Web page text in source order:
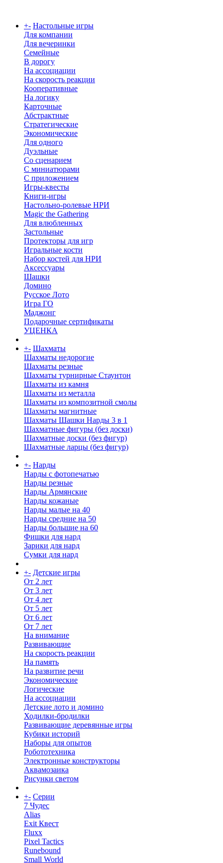
+- Настольные игры
Для компании
Для вечеринки
Семейные
В дорогу
На ассоциации
На скорость реакции
Кооперативные
На логику
Карточные
Абстрактные
Стратегические
Экономические
Для одного
Дуэльные
Со сценарием
С миниатюрами
С приложением
Игры-квесты
Книги-игры
Настольно-ролевые НРИ
Magic the Gathering
Для влюбленных
Застольные
Протекторы для игр
Игральные кости
Набор костей для НРИ
Аксессуары
Шашки
Домино
Русское Лото
Игра ГО
Маджонг
Подарочные сертификаты
УЦЕНКА
+- Шахматы
Шахматы недорогие
Шахматы резные
Шахматы турнирные Стаунтон
Шахматы из камня
Шахматы из металла
Шахматы из композитной смолы
Шахматы магнитные
Шахматы Шашки Нарды 3 в 1
Шахматные фигуры (без доски)
Шахматные доски (без фигур)
Шахматные ларцы (без фигур)
+- Нарды
Нарды с фотопечатью
Нарды резные
Нарды Армянские
Нарды кожаные
Нарды малые на 40
Нарды средние на 50
Нарды большие на 60
Фишки для нард
Зарики для нард
Сумки для нард
+- Детские игры
От 2 лет
От 3 лет
От 4 лет
От 5 лет
От 6 лет
От 7 лет
На внимание
Развивающие
На скорость реакции
На память
На развитие речи
Экономические
Логические
На ассоциации
Детские лото и домино
Ходилки-бродилки
Развивающие деревянные игры
Кубики историй
Наборы для опытов
Робототехника
Электронные конструкторы
Аквамозаика
Рисунки светом
+- Серии
7 Чудес
Alias
Exit Квест
Fluxx
Pixel Tactics
Runebound
Small World